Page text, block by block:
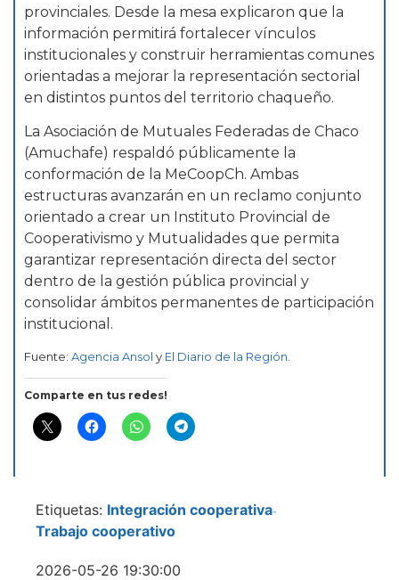
provinciales. Desde la mesa explicaron que la
información permitirá fortalecer vínculos
institucionales y construir herramientas comunes
orientadas a mejorar la representación sectorial
en distintos puntos del territorio chaqueño.
La Asociación de Mutuales Federadas de Chaco
(Amuchafe) respaldó públicamente la
conformación de la MeCoopCh. Ambas
estructuras avanzarán en un reclamo conjunto
orientado a crear un Instituto Provincial de
Cooperativismo y Mutualidades que permita
garantizar representación directa del sector
dentro de la gestión pública provincial y
consolidar ámbitos permanentes de participación
institucional.
Fuente: Agencia Ansol y El Diario de la Región
Comparte en tus redes!
Etiquetas: Integración cooperativa-
Trabajo cooperativo
2026-05-26 19:30:00